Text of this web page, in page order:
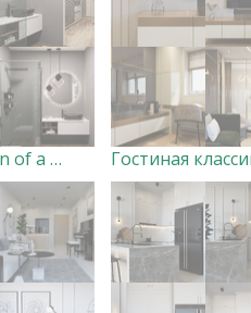
Visualization of a master bathroom.